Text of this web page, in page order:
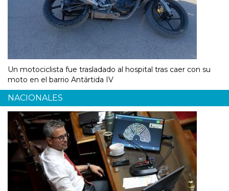
Un motociclista fue trasladado al hospital tras caer con su
moto en el barrio Antártida IV
NACIONALES